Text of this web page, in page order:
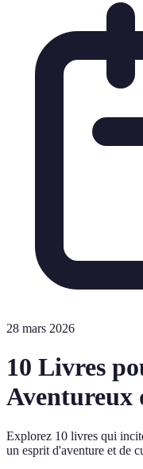
28 mars 2026
10 Livres
Aventureux
Explorez 10 livres qui
un esprit d'aventure et de